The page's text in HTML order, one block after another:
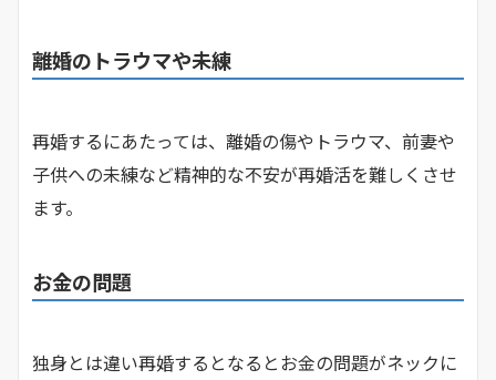
離婚のトラウマや未練
再婚するにあたっては、離婚の傷やトラウマ、前妻や
子供への未練など精神的な不安が再婚活を難しくさせ
ます。
お金の問題
独身とは違い再婚するとなるとお金の問題がネックに